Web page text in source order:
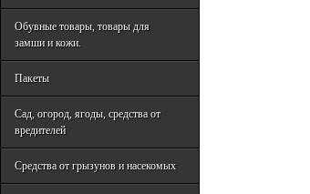
Обувные товары, товары для
замши и кожи.
Пакеты
Сад, огород, ягоды, средства от
вредителей
Средства от грызунов и насекомых